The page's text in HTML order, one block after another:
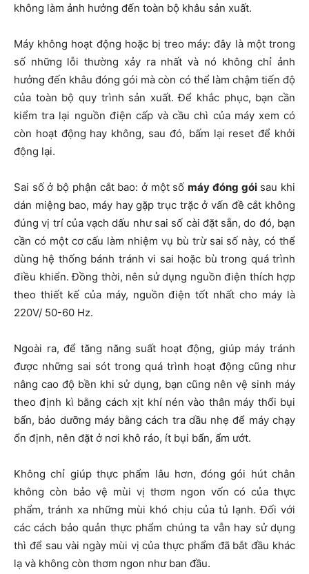
không làm ảnh hưởng đến toàn bộ khâu sản xuất.
Máy không hoạt động hoặc bị treo máy: đây là một trong
số những lỗi thường xảy ra nhất và nó không chỉ ảnh
hưởng đến khâu đóng gói mà còn có thể làm chậm tiến độ
của toàn bộ quy trình sản xuất. Để khắc phục, bạn cần
kiểm tra lại nguồn điện cấp và cầu chì của máy xem có
còn hoạt động hay không, sau đó, bấm lại reset để khởi
động lại.
Sai số ở bộ phận cắt bao: ở một sốmáy đóng góisau khi
dán miệng bao, máy hay gặp trục trặc ở vấn đề cắt không
đúng vị trí của vạch dấu như sai số cài đặt sẵn, do đó, bạn
cần có một cơ cấu làm nhiệm vụ bù trừ sai số này, có thể
dùng hệ thống bánh tránh vi sai hoặc bù trong quá trình
điều khiển. Đồng thời, nên sử dụng nguồn điện thích hợp
theo thiết kế của máy, nguồn điện tốt nhất cho máy là
220V/ 50-60 Hz.
Ngoài ra, để tăng năng suất hoạt động, giúp máy tránh
được những sai sót trong quá trình hoạt động cũng như
nâng cao độ bền khi sử dụng, bạn cũng nên vệ sinh máy
theo định kì bằng cách xịt khí nén vào thân máy thổi bụi
bẩn, bảo dưỡng máy bằng cách tra dầu nhẹ để máy chạy
ổn định, nên đặt ở nơi khô ráo, ít bụi bẩn, ẩm ướt.
Không chỉ giúp thực phẩm lâu hơn, đóng gói hút chân
không còn bảo vệ mùi vị thơm ngon vốn có của thực
phẩm, tránh xa những mùi khó chịu của tủ lạnh. Đối với
các cách bảo quản thực phẩm chúng ta vẫn hay sử dụng
thì để sau vài ngày mùi vị của thực phẩm đã bắt đầu khác
lạ và không còn thơm ngon như ban đầu.